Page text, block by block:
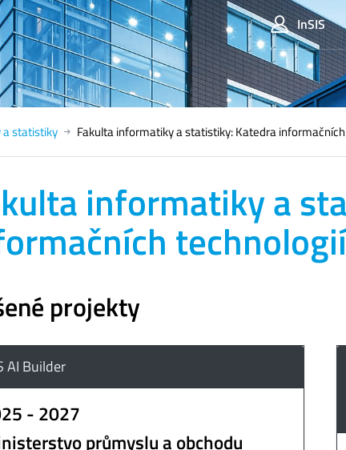
InSIS
statistiky Fakulta informatiky a statistiky: Katedra
informatiky a
technologií
projekty
AI Builder
- 2027
průmyslu a obchodu